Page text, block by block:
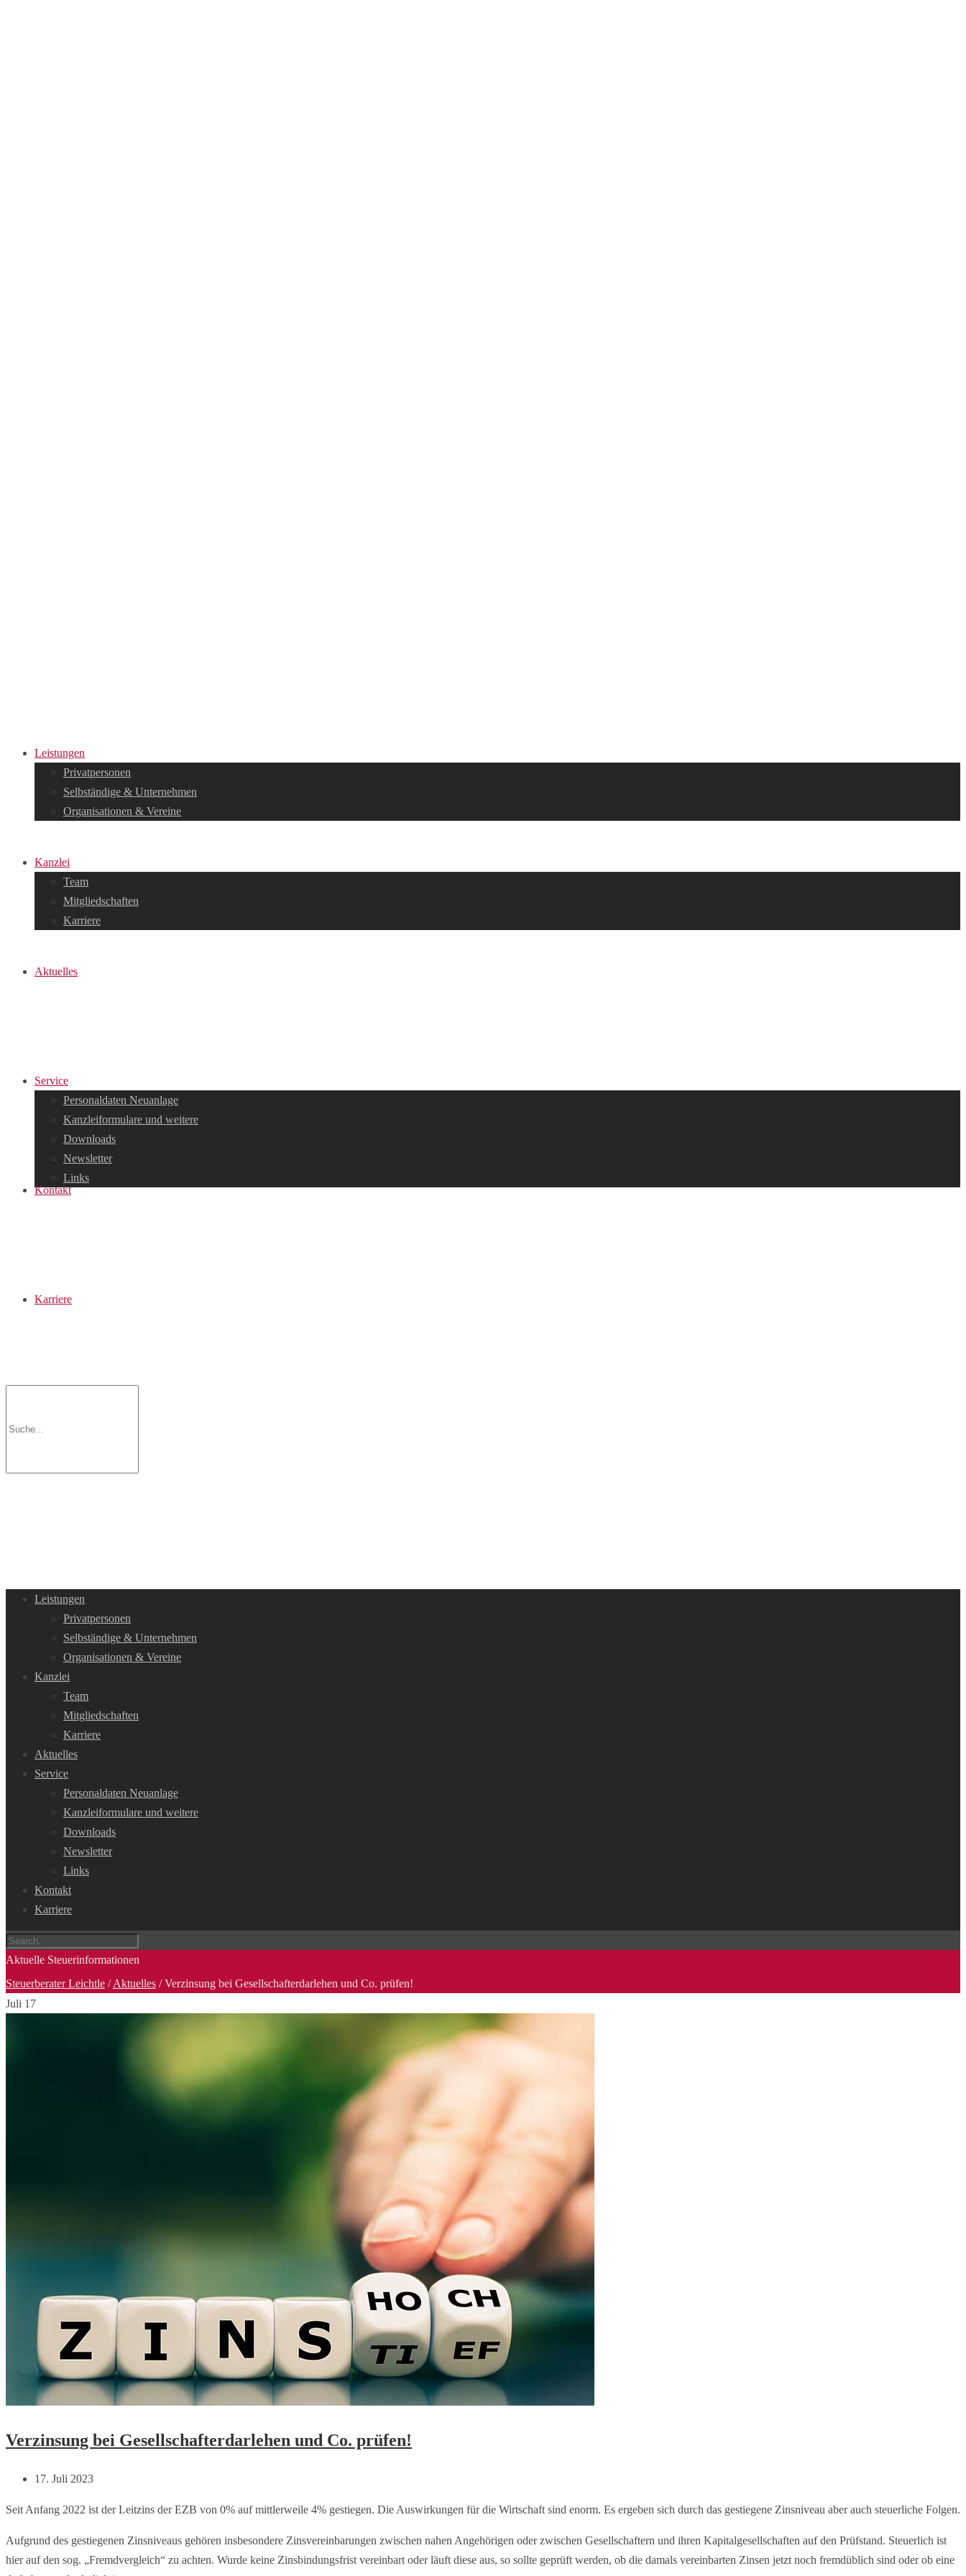
Leistungen
Privatpersonen
Selbständige & Unternehmen
Organisationen & Vereine
Kanzlei
Team
Mitgliedschaften
Karriere
Aktuelles
Service
Personaldaten Neuanlage
Kanzleiformulare und weitere
Downloads
Newsletter
Links
Kontakt
Karriere
Leistungen
Privatpersonen
Selbständige & Unternehmen
Organisationen & Vereine
Kanzlei
Team
Mitgliedschaften
Karriere
Aktuelles
Service
Personaldaten Neuanlage
Kanzleiformulare und weitere
Downloads
Newsletter
Links
Kontakt
Karriere
Aktuelle Steuerinformationen
Steuerberater Leichtle /Aktuelles /Verzinsung bei Gesellschafterdarlehen und Co. prüfen!
Juli 17
Verzinsung bei Gesellschafterdarlehen und Co. prüfen!
17. Juli 2023
Seit Anfang 2022 ist der Leitzins der EZB von 0% auf mittlerweile 4% gestiegen. Die Auswirkungen für die Wirtschaft sind enorm. Es ergeben sich durch das gestiegene Zinsniveau aber auch steuerliche Folgen.
Aufgrund des gestiegenen Zinsniveaus gehören insbesondere Zinsvereinbarungen zwischen nahen Angehörigen oder zwischen Gesellschaftern und ihren Kapitalgesellschaften auf den Prüfstand. Steuerlich ist
hier auf den sog. „Fremdvergleich“ zu achten. Wurde keine Zinsbindungsfrist vereinbart oder läuft diese aus, so sollte geprüft werden, ob die damals vereinbarten Zinsen jetzt noch fremdüblich sind oder ob eine